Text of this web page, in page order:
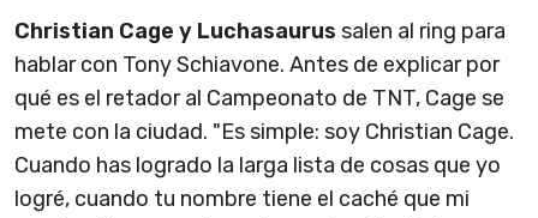
Christian Cage y Luchasaurus salen al ring para
hablar con Tony Schiavone. Antes de explicar por
qué es el retador al Campeonato de TNT, Cage se
mete con la ciudad. "Es simple: soy Christian Cage.
Cuando has logrado la larga lista de cosas que yo
logré, cuando tu nombre tiene el caché que mi